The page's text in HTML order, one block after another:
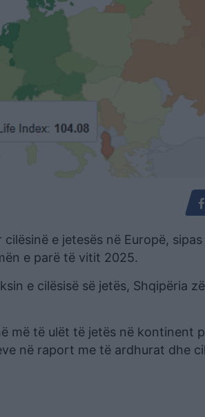
e jetesës në Europë,
e parë të vitit 2025.
e cilësisë së jetës, Shqipëria
më të ulët të jetës në kontinent
në raport me të ardhurat dhe